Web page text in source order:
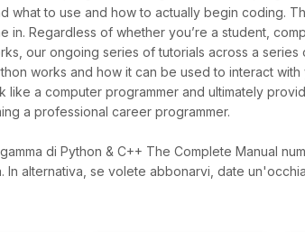
what to use and how to actually begin coding.
in. Regardless of whether you’re a student,
our ongoing series of tutorials across a
works and how it can be used to interact with
like a computer programmer and ultimately
a professional career programmer.
di Python & C++ The Complete Manual
In alternativa, se volete abbonarvi, date